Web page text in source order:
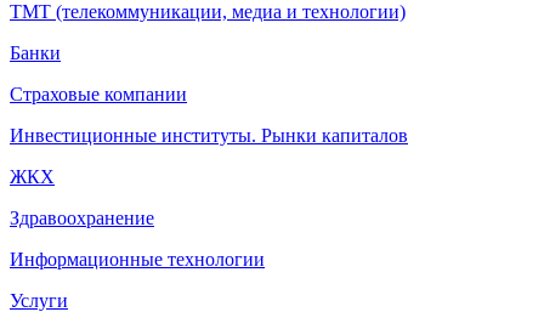
ТМТ (телекоммуникации, медиа и технологии)
Банки
Страховые компании
Инвестиционные институты. Рынки капиталов
ЖКХ
Здравоохранение
Информационные технологии
Услуги